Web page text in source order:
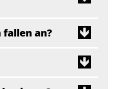
fallen an?